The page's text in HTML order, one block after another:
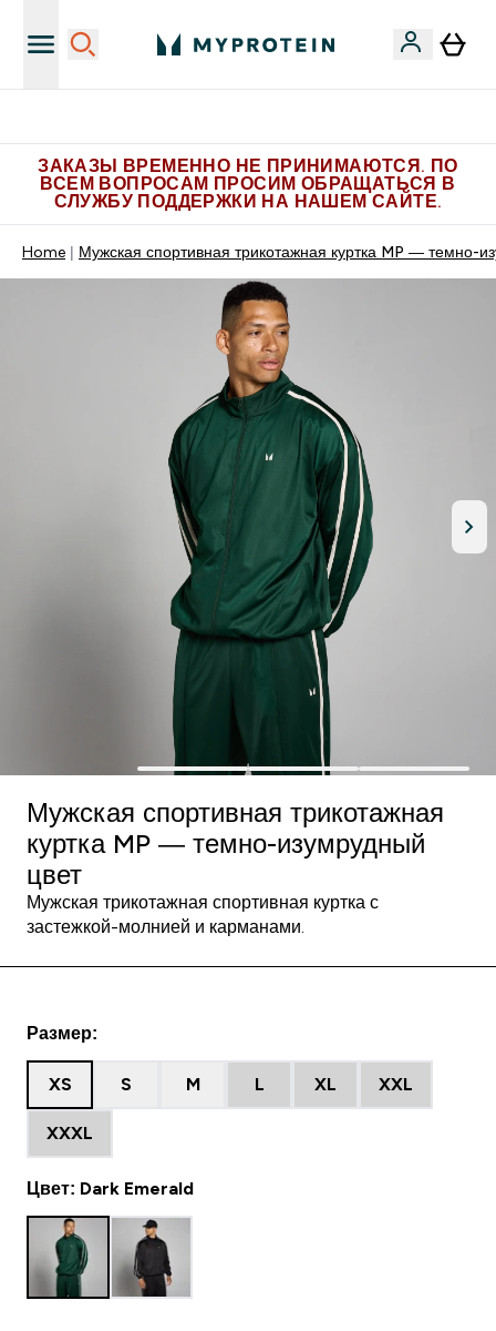
ЗАКАЗЫ ВРЕМЕННО НЕ ПРИНИМАЮТСЯ. ПО
ВСЕМ ВОПРОСАМ ПРОСИМ ОБРАЩАТЬСЯ В
СЛУЖБУ ПОДДЕРЖКИ НА НАШЕМ САЙТЕ.
Home Мужская спортивная трикотажная куртка MP — темно-
Мужская спортивная трикотажная
куртка MP — темно-изумрудный
цвет
Мужская трикотажная спортивная куртка с
застежкой-молнией и карманами.
Размер:
XS S M L XL XXL
XXXL
Цвет: Dark Emerald